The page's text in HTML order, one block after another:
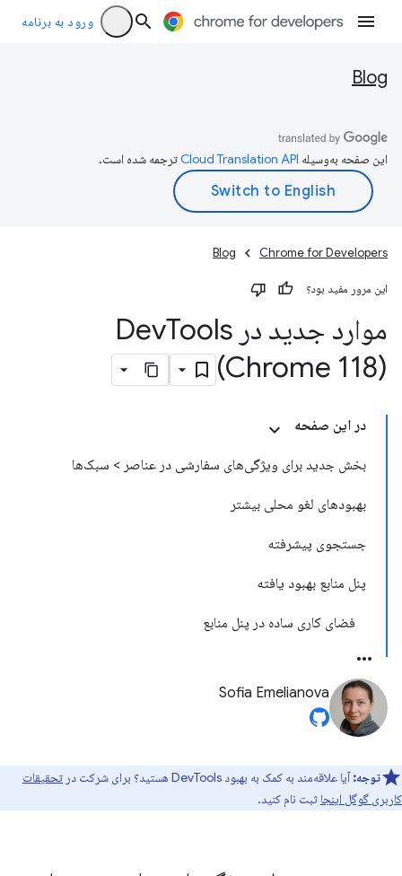
ورود به برنامه
Blog
این صفحه به‌وسیله ترجمه شده است.
Chrome for Developers
Blog
این مرور مفید بود؟
موارد جدید در Dev Tools
(Chrome 118)
در این صفحه
بخش جدید برای ویژگی‌های سفارشی در عناصر > سبک‌ها
بهبودهای لغو محلی بیشتر
جستجوی پیشرفته
پنل منابع بهبود یافته
فضای کاری ساده در پنل منابع
Sofia Emelianova
توجه:آیا علاقه‌مند به کمک به بهبود DevTools هستید؟ برای شرکت در
تحقیقات
کاربری گوگل اینجا ثبت نام کنید.